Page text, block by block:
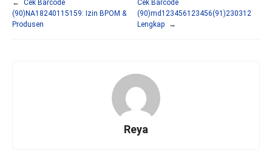
←
Cek Barcode
(90)NA18240115159: Izin BPOM &
Produsen
Cek Barcode
(90)md123456123456(91)230312
Lengkap
→
Reya